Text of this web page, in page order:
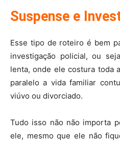
Suspense e
Esse tipo de roteiro é bem
investigação policial, ou
lenta, onde ele costura toda
paralelo a vida familiar
viúvo ou divorciado.
Tudo isso não não importa
ele, mesmo que ele não